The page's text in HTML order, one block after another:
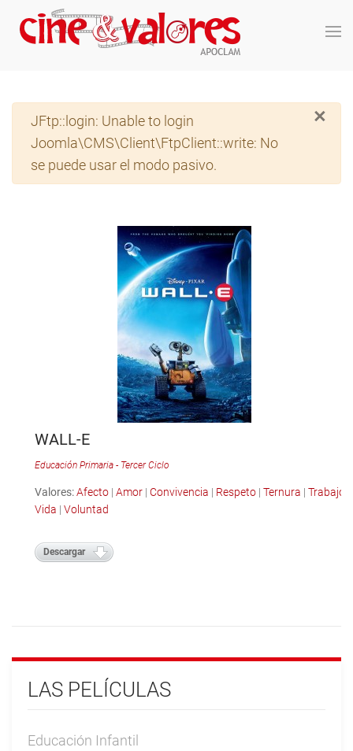
Skip to main content
×
Advertencia
JFtp::login: Unable to login
Joomla\CMS\Client\FtpClient::write: No
se puede usar el modo pasivo.
WALL-E
Educación Primaria - Tercer Ciclo
Valores:Afecto| Amor| Convivencia | Respeto| Ternura | Trabajo
Vida | Voluntad
Descargar
LAS PELÍCULAS
Educación Infantil